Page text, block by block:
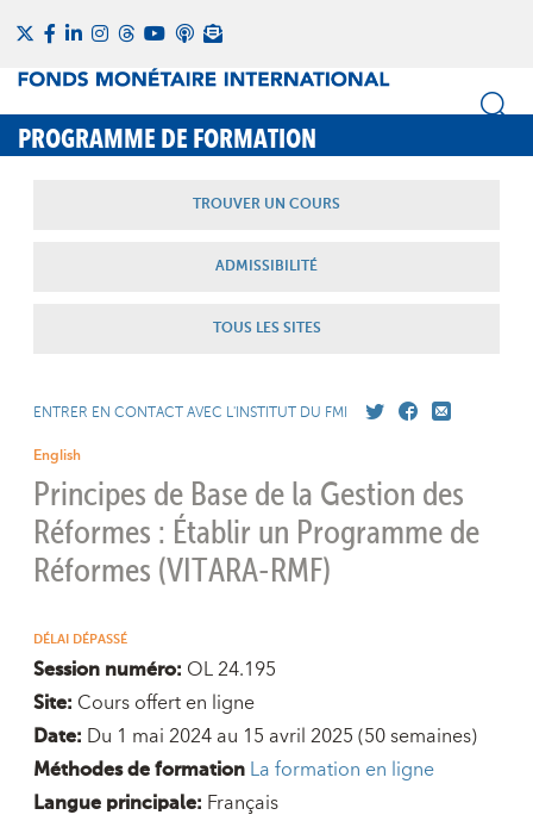
PROGRAMME DE FORMATION
TROUVER UN COURS
ADMISSIBILITÉ
TOUS LES SITES
ENTRER EN CONTACT AVEC L'INSTITUT DU FMI
English
Principes de Base de la Gestion des
Réformes : Établir un Programme de
Réformes (VITARA-RMF)
DÉLAI DÉPASSÉ
Session numéro: OL 24.195
Site: Cours offert en ligne
Date: Du 1 mai 2024 au 15 avril 2025(50 semaines)
Méthodes de formation La formation en ligne
Langue principale: Français